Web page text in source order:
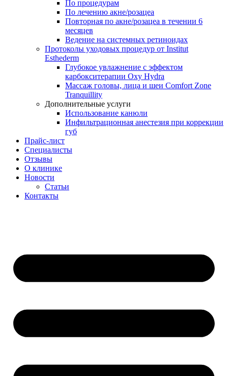
По процедурам
По лечению акне/розацеа
Повторная по акне/розацеа в течении 6
месяцев
Ведение на системных ретиноидах
Протоколы уходовых процедур от Institut
Esthederm
Глубокое увлажнение с эффектом
карбокситерапии Oxy Hydra
Массаж головы, лица и шеи Comfort Zone
Tranquillity
Дополнительные услуги
Использование канюли
Инфильтрационная анестезия при коррекции
губ
Прайс-лист
Специалисты
Отзывы
О клинике
Новости
Статьи
Контакты